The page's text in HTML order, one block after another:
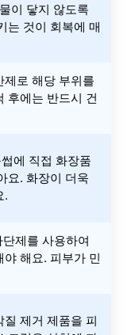
이 닿지 않도록
는 것이 회복에 매
제로 해당 부위를
후에는 반드시 건
에 직접 화장품
요. 화장이 더욱
.
제를 사용하여
해요. 피부가 민
제거 제품을 피